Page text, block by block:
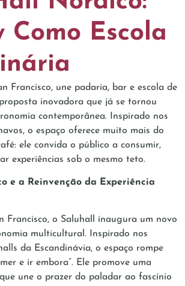
Como Escola
Francisco, une padaria, bar e escola de
inovadora que já se tornou
contemporânea. Inspirado nos
o espaço oferece muito mais do
ele convida o público a consumir,
experiências sob o mesmo teto.
e a Reinvenção da Experiência
Francisco, o Saluhall inaugura um novo
multicultural. Inspirado nos
da Escandinávia, o espaço rompe
e ir embora”. Ele promove uma
une o prazer do paladar ao fascínio